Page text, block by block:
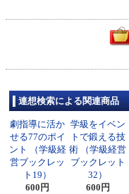
連想検索による関連商品
劇指導に活か
せる77のポイ
ント （学級経
営ブックレッ
ト19）
600円
学級をイベン
トで鍛える技
術 （学級経営
ブックレット
32）
600円